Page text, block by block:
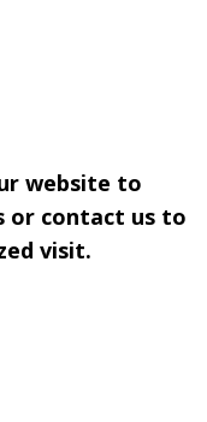
website to
or contact us to
visit.